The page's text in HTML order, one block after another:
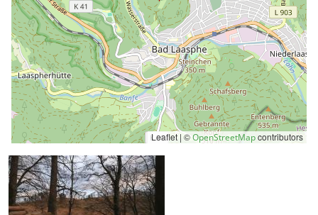
Leaflet | ©OpenStreetMapcontributors